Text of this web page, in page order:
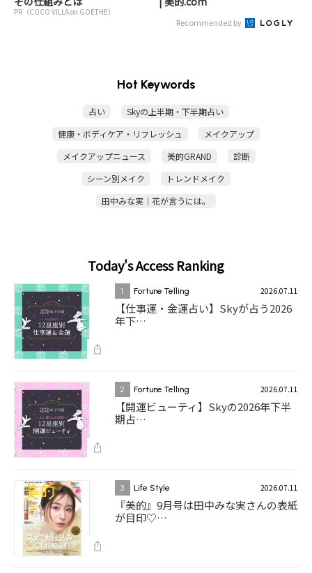
PR（COCO VILLA on GOETHE）
Recommended by
Hot Keywords
占い
Skyの上半期・下半期占い
健康・ボディケア・リフレッシュ
メイクアップ
メイクアップニュース
美的GRAND
診断
シーン別メイク
トレンドメイク
田中みな実｜花が言うには。
Today's Access Ranking
1 Fortune Telling 2026.07.11
【仕事運・金運占い】Skyが占う2026
年下…
2 Fortune Telling 2026.07.11
【開運ビューティ】Skyの2026年下半
期占…
3 Life Style 2026.07.11
『美的』9月号は田中みな実さんの表紙
が目印♡…